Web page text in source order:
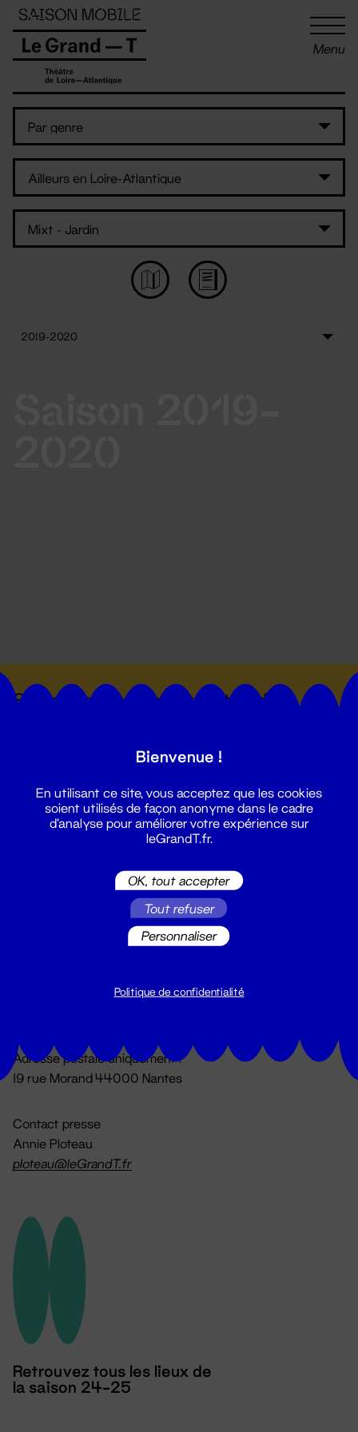
Menu
Suivez toutes les actualités du
Du lundi au vendredi 14h → 18h
Adresse postale uniquement :
19 rue Morand 44000 Nantes
Contact presse
Annie Ploteau
ploteau@leGrandT.fr
Retrouvez tous les lieux de
la saison 24-25
Panneau de gestion des cookies
Bienvenue !
En utilisant ce site, vous acceptez que les cookies
soient utilisés de façon anonyme dans le cadre
d'analyse pour améliorer votre expérience sur
leGrandT.fr.
OK, tout accepter
Tout refuser
Personnaliser
Politique de confidentialité